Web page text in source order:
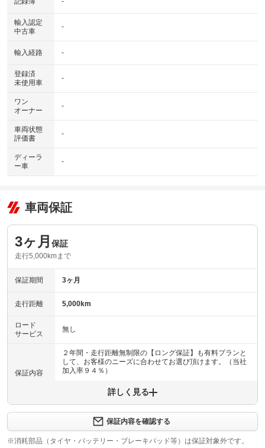
輸入認定
中古車
-
輸入経路 -
登録済
未使用車
-
ワン
オーナー
-
車両状態
評価書
-
ディーラ
ー車
-
車両保証
3ヶ月 保証
走行5,000kmまで
保証期間 3ヶ月
走行距離 5,000km
ロード
サービス
無し
保証内容
２年間・走行距離無制限の【ロング保証】も有料プランと
して、お客様のニーズに合わせてお選び頂けます。（当社
加入率９４％）
保証内容について問い合わせる
保証項目 -
修理回数 -
詳しく見る
保証内容を確認する
※消耗部品（タイヤ・バッテリー・ブレーキパッド等）は保証対象外です。